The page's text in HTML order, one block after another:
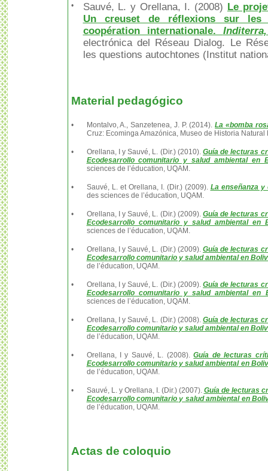
• Sauvé, L. y Orellana, I. (2008) Le
Un creuset de réflexions sur
coopération internationale.
electrónica del Réseau Dialog. Le
les questions autochtones (Institut
Material pedagógico
• Montalvo, A., Sanzetenea, J. P. (2014).La «bomba
Cruz: Ecominga Amazónica, Museo de Historia Natural
• Orellana, I y Sauvé, L. (Dir.) (2010). Guía de lecturas
Ecodesarrollo comunitario y salud ambiental en
sciences de l’éducation, UQAM.
• Sauvé, L. et Orellana, I. (Dir.) (2009). La enseñanza y
des sciences de l’éducation, UQAM.
• Orellana, I y Sauvé, L. (Dir.) (2009). Guía de lecturas
Ecodesarrollo comunitario y salud ambiental en
sciences de l’éducation, UQAM.
• Orellana, I y Sauvé, L. (Dir.) (2009). Guía de lecturas
Ecodesarrollo comunitario y salud ambiental en
de l’éducation, UQAM.
• Orellana, I y Sauvé, L. (Dir.) (2009). Guía de lecturas
Ecodesarrollo comunitario y salud ambiental en
sciences de l’éducation, UQAM.
• Orellana, I y Sauvé, L. (Dir.) (2008). Guía de lecturas
Ecodesarrollo comunitario y salud ambiental en
de l’éducation, UQAM.
• Orellana, I y Sauvé, L. (2008).Guía de lecturas
Ecodesarrollo comunitario y salud ambiental en
de l’éducation, UQAM.
• Sauvé, L. y Orellana, I. (Dir.) (2007). Guía de lecturas
Ecodesarrollo comunitario y salud ambiental en
de l’éducation, UQAM.
Actas de coloquio